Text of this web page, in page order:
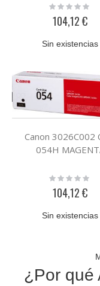
Rating:
104,12 €
Sin existencias
Canon 3026C002
054H
Rating:
104,12 €
Sin existencias
¿Por qué